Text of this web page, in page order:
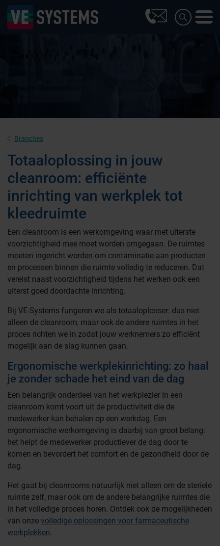
Branches
Totaaloplossing in jouw
cleanroom: efficiënte
inrichting van werkplek tot
kleedruimte
Een cleanroom is een werkomgeving waar met uiterste
voorzichtigheid mee moet worden omgegaan. De ruimtes
moeten ingericht worden om contaminatie aan producten
en processen binnen die ruimte volledig te reduceren. Dat
vereist naast voorzichtigheid tijdens het werken ook een
uiterst goed doordachte inrichting.
Bij VE-Systems fungeren we als totaaloplosser: dus niet
alleen de cleanroom, maar ook de andere ruimtes in het
proces richten we in zodat jouw werknemers zo efficiënt
mogelijk aan de slag kunnen gaan.
Ergonomische werkplekinrichting: zo haal
je zonder schade het eind van de dag
Een belangrijk onderdeel van het werkplezier in een
cleanroom komt voort uit de productiviteit die de
medewerker kan behalen op een werkdag. Een
ergonomische werkomgeving is daarbij van groot belang:
het helpt de medewerker productiever de dag door te
komen en bevordert het comfort en de gezondheid door de
dag.
Het gaat bij cleanrooms natuurlijk niet alleen om de steriele
ruimte zelf, maar ook om de andere belangrijke ruimtes die
in het volledige proces horen. Ontdek ook de mogelijkheden
van onze volledige oplossingen voor farmaceutische
werkplekken.